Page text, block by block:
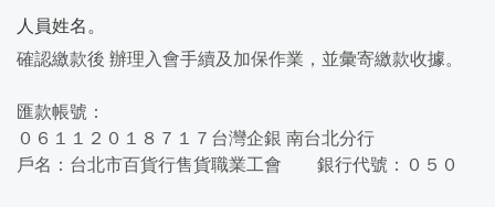
人員姓名。
確認繳款後 辦理入會手續及加保作業，並彙寄繳款收據。
匯款帳號：
０６１１２０１８７１７台灣企銀 南台北分行
戶名：台北市百貨行售貨職業工會 銀行代號：０５０